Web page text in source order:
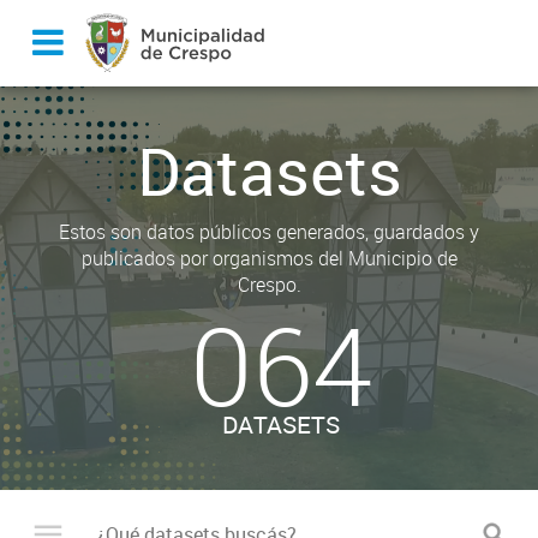
Datasets
Estos son datos públicos generados, guardados y
publicados por organismos del Municipio de
Crespo.
064
DATASETS